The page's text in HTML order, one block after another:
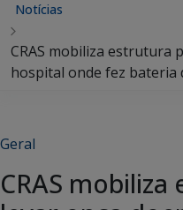
Notícias
CRAS mobiliza estrutura
hospital onde fez bateria
Geral
CRAS